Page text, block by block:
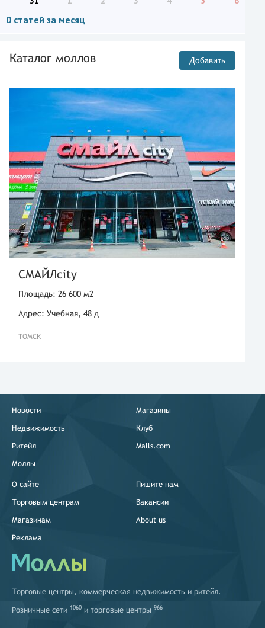
0 статей за месяц
Каталог моллов Добавить
СМАЙЛcity
Площадь: 26 600 м2
Адрес: Учебная, 48 д
ТОМСК
Новости
Недвижимость
Ритейл
Моллы
Магазины
Клуб
Malls.com
О сайте
Торговым центрам
Магазинам
Реклама
Пишите нам
Вакансии
About us
Торговые центры, коммерческая недвижимость и ритейл.
Розничные сети 1060 и торговые центры 966